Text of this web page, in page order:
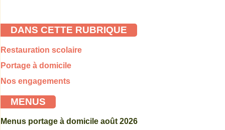
DANS CETTE RUBRIQUE
Restauration scolaire
Portage à domicile
Nos engagements
MENUS
Menus portage à domicile août 2026